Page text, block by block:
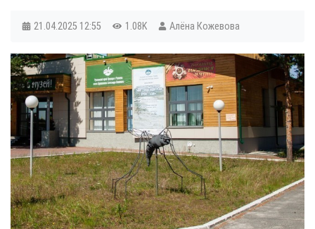
21.04.2025 12:55 1.08K Алёна Кожевова